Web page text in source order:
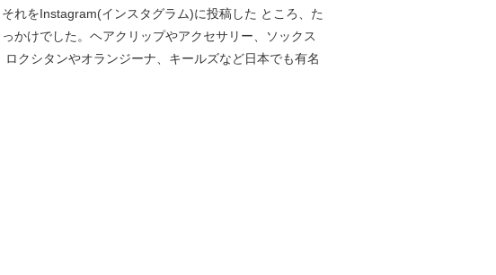
れをInstagram(インスタグラム)に投稿した ところ、た
かけでした。ヘアクリップやアクセサリー、ソックス
クシタンやオランジーナ、キールズなど日本でも有名